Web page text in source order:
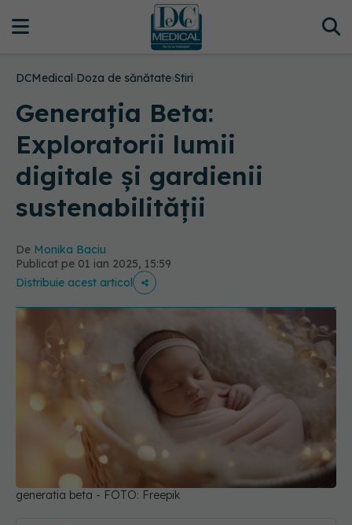
DCMedical›Doza de sănătate›Stiri
Generația Beta:
Exploratorii lumii
digitale și gardienii
sustenabilității
De Monika Baciu
Publicat pe 01 ian 2025, 15:59
Distribuie acest articol
generatia beta - FOTO: Freepik